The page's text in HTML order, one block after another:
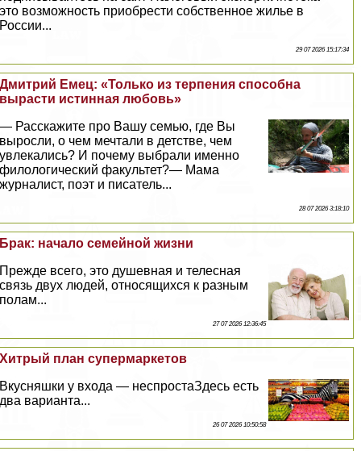
это возможность приобрести собственное жилье в
России...
29 07 2026 15:17:34
Дмитрий Емец: «Только из терпения способна
вырасти истинная любовь»
— Расскажите про Вашу семью, где Вы
выросли, о чем мечтали в детстве, чем
увлекались? И почему выбрали именно
филологический факультет?— Мама
журналист, поэт и писатель...
28 07 2026 3:18:10
Бpaк: начало семейной жизни
Прежде всего, это душевная и телесная
связь двух людей, относящихся к разным
полам...
27 07 2026 12:36:45
Хитрый план супермаркетов
Вкусняшки у входа — неспростаЗдесь есть
два варианта...
26 07 2026 10:50:58